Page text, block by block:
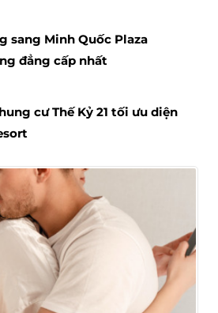
sang Minh Quốc Plaza
đẳng cấp nhất
cư Thế Kỷ 21 tối ưu diện